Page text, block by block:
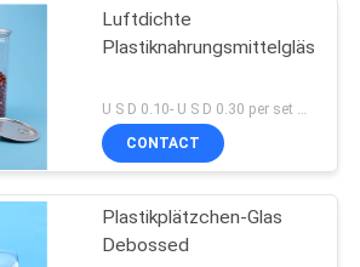
Luftdichte
Plastiknahrungsmittelgläser
U S D 0.10- U S D 0.30 per set MOQ:Satz 5000
CONTACT
Plastikplätzchen-Glas
Debossed